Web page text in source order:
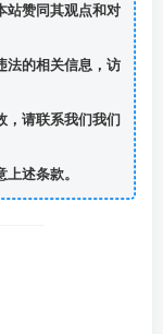
站赞同其观点和对
法的相关信息，访
，请联系我们我们
述条款。